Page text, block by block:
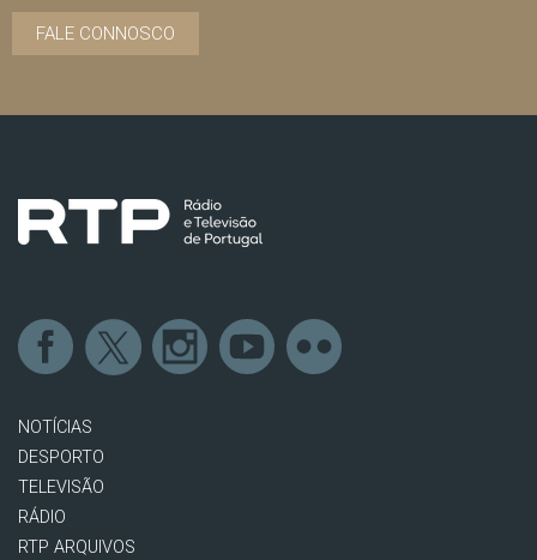
FALE CONNOSCO
NOTÍCIAS
DESPORTO
TELEVISÃO
RÁDIO
RTP ARQUIVOS